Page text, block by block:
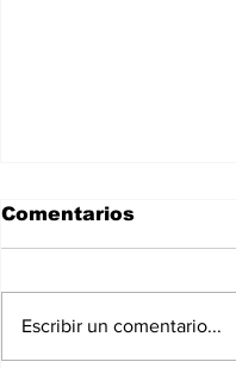
Comentarios
Escribir un comentario...